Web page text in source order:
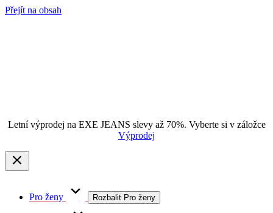
Přejít na obsah
Letní výprodej na EXE JEANS slevy až 70%. Vyberte si v záložce
Výprodej
Pro ženy Rozbalit Pro ženy